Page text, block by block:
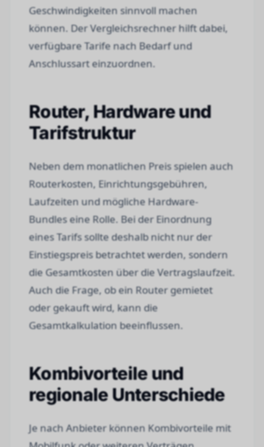
Geschwindigkeiten sinnvoll machen
können. Der Vergleichsrechner hilft dabei,
verfügbare Tarife nach Bedarf und
Anschlussart einzuordnen.
Router, Hardware und
Tarifstruktur
Neben dem monatlichen Preis spielen auch
Routerkosten, Einrichtungsgebühren,
Laufzeiten und mögliche Hardware-
Bundles eine Rolle. Bei der Einordnung
eines Tarifs sollte deshalb nicht nur der
Einstiegspreis betrachtet werden, sondern
die Gesamtkosten über die Vertragslaufzeit.
Auch die Frage, ob ein Router gemietet
oder gekauft wird, kann die
Gesamtkalkulation beeinflussen.
Kombivorteile und
regionale Unterschiede
Je nach Anbieter können Kombivorteile mit